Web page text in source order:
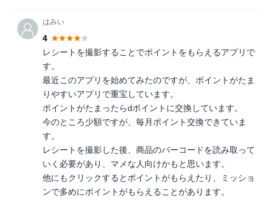
はみい
4
レシートを撮影することでポイントをもらえるアプリで
す。
最近このアプリを始めてみたのですが、ポイントがたま
りやすいアプリで重宝しています。
ポイントがたまったらdポイントに交換しています。
今のところ少額ですが、毎月ポイント交換できていま
す。
レシートを撮影した後、商品のバーコードを読み取って
いく必要があり、マメな人向けかもと思います。
他にもクリックするとポイントがもらえたり、ミッショ
ンで多めにポイントがもらえることがあります。